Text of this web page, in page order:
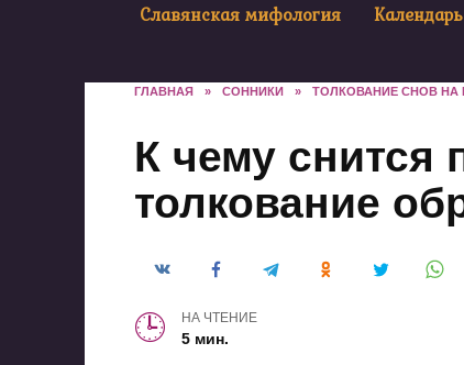
Славянская мифология
ГЛАВНАЯ » СОННИКИ » ТОЛКОВАНИЕ СНОВ НА
К чему снится
толкование
НА ЧТЕНИЕ
5 мин.